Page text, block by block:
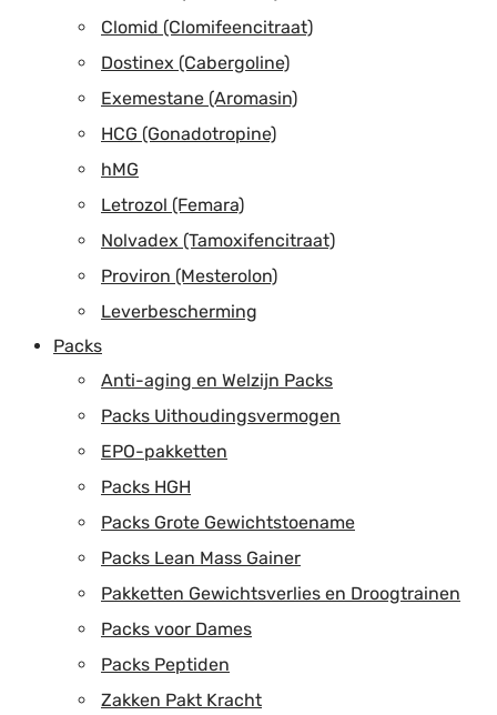
Clomid (Clomifeencitraat)
Dostinex (Cabergoline)
Exemestane (Aromasin)
HCG (Gonadotropine)
hMG
Letrozol (Femara)
Nolvadex (Tamoxifencitraat)
Proviron (Mesterolon)
Leverbescherming
Packs
Anti-aging en Welzijn Packs
Packs Uithoudingsvermogen
EPO-pakketten
Packs HGH
Packs Grote Gewichtstoename
Packs Lean Mass Gainer
Pakketten Gewichtsverlies en Droogtrainen
Packs voor Dames
Packs Peptiden
Zakken Pakt Kracht